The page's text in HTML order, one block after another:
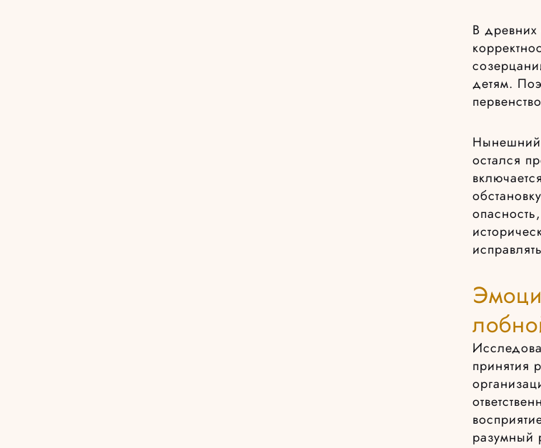
В древних
детям.
Нынешний
остался
принятия
разумный